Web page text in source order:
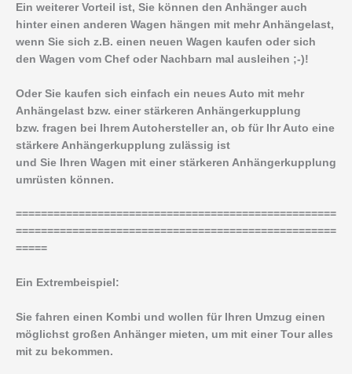
Ein weiterer Vorteil ist, Sie können den Anhänger auch
hinter einen anderen Wagen hängen mit mehr Anhängelast,
wenn Sie sich z.B. einen neuen Wagen kaufen oder sich
den Wagen vom Chef oder Nachbarn mal ausleihen ;-)!
Oder Sie kaufen sich einfach ein neues Auto mit mehr
Anhängelast bzw. einer stärkeren Anhängerkupplung
bzw. fragen bei Ihrem Autohersteller an, ob für Ihr Auto eine
stärkere Anhängerkupplung zulässig ist
und Sie Ihren Wagen mit einer stärkeren Anhängerkupplung
umrüsten können.
===================================================
===================================================
=====
Ein Extrembeispiel:
Sie fahren einen Kombi und wollen für Ihren Umzug einen
möglichst großen Anhänger mieten, um mit einer Tour alles
mit zu bekommen.